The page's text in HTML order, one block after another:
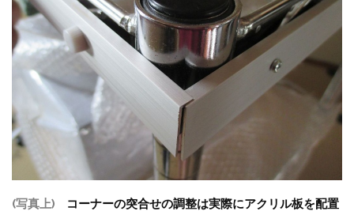
(写真上)
コーナーの突合せの調整は実際にアクリル板を配置